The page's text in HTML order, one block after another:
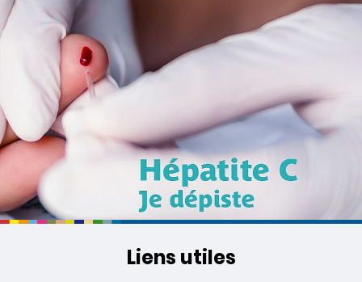
Liens utiles